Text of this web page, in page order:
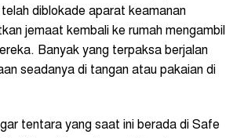
diblokade aparat keamanan
jemaat kembali ke rumah mengambil
Banyak yang terpaksa berjalan
seadanya di tangan atau pakaian di
tentara yang saat ini berada di Safe